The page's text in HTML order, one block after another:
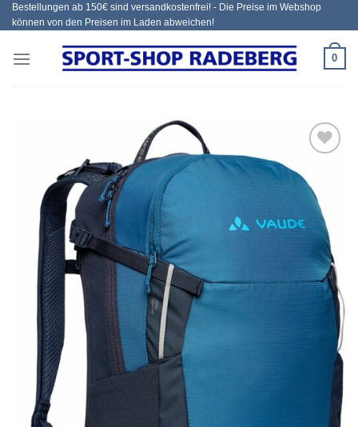
Zum
Inhalt
Bestellungen ab 150€ sind versandkostenfrei! - Die Preise im Webshop
können von den Preisen im Laden abweichen!
0
wishlist